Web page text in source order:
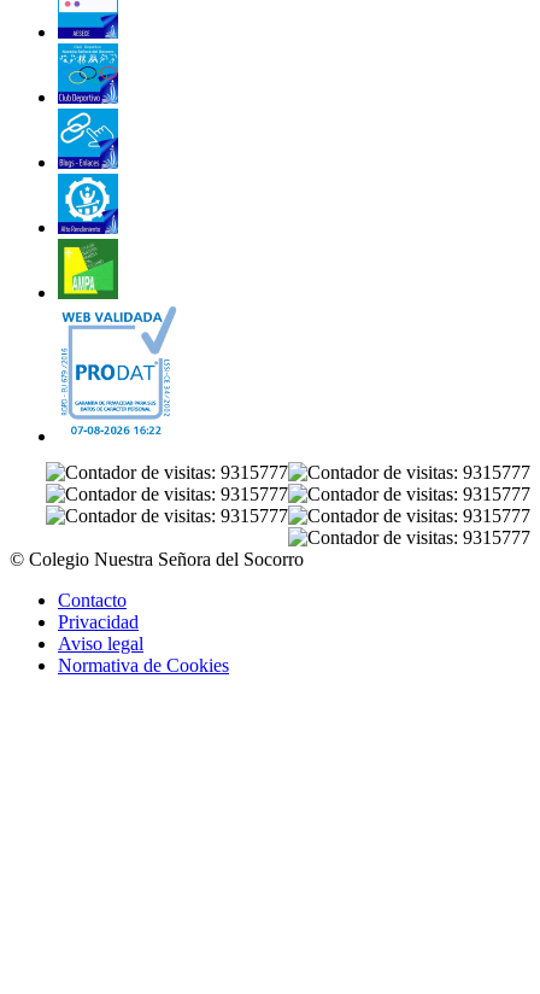
© Colegio Nuestra Señora del Socorro
Contacto
Privacidad
Aviso legal
Normativa de Cookies